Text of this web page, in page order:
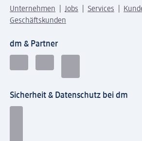
Unternehmen Jobs Services
Geschäftskunden
dm & Partner
Sicherheit & Datenschutz bei dm